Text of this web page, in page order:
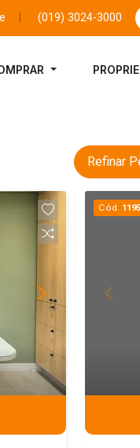
(019) 3024-3000
Refinar
Cód.